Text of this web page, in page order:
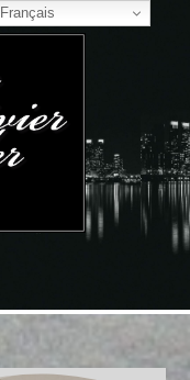
Français